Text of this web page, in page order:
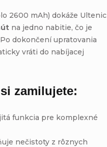
2600 mAh) dokáže Ultenic
na jedno nabitie, čo je
dokončení upratovania
vráti do nabíjacej
zamilujete:
funkcia pre komplexné
nečistoty z rôznych